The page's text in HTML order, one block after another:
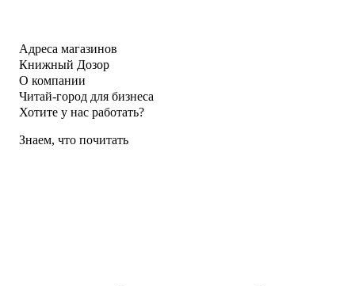
Адреса магазинов
Книжный Дозор
О компании
Читай-город для бизнеса
Хотите у нас работать?
Знаем, что почитать